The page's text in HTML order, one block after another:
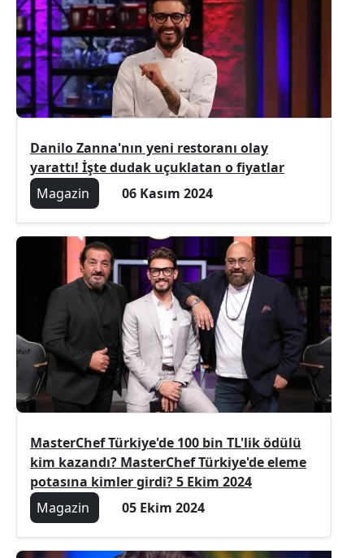
Danilo Zanna'nın yeni restoranı olay
yarattı! İşte dudak uçuklatan o fiyatlar
Magazin
06 Kasım 2024
MasterChef Türkiye'de 100 bin TL'lik ödülü
kim kazandı? MasterChef Türkiye'de eleme
potasına kimler girdi? 5 Ekim 2024
Magazin
05 Ekim 2024